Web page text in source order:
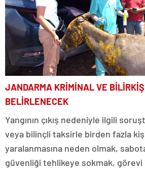
JANDARMA KRİMİNAL VE
BELİRLENECEK
Yangının çıkış nedeniyle ilgili
veya bilinçli taksirle birden fazla
yaralanmasına neden olmak,
güvenliği tehlikeye sokmak, görevi